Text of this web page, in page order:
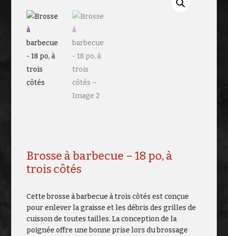
Brosse à barbecue – 18 po, à
trois côtés
Cette brosse à barbecue à trois côtés est conçue
pour enlever la graisse et les débris des grilles de
cuisson de toutes tailles. La conception de la
poignée offre une bonne prise lors du brossage